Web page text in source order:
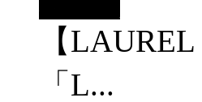
【
「L...